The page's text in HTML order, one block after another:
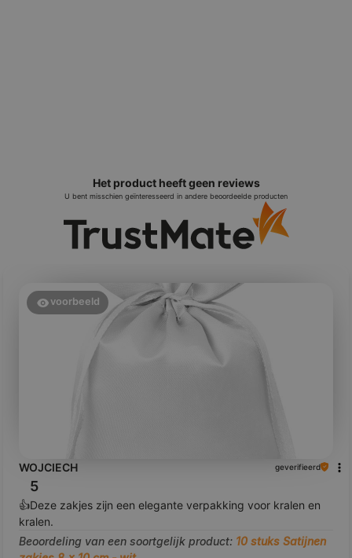
Het product heeft geen reviews
U bent misschien geïnteresseerd in andere beoordeelde producten
voorbeeld
WOJCIECH geverifieerd
5
👍️Deze zakjes zijn een elegante verpakking voor kralen en
kralen.
Beoordeling van een soortgelijk product: 10 stuks Satijnen